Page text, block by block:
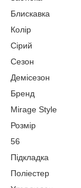
Блискавка
Колір
Сірий
Сезон
Демісезон
Бренд
Mirage Style
Розмір
56
Підкладка
Поліестер